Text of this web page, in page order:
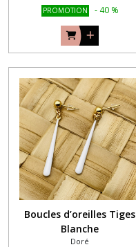
PROMOTION - 40 %
Boucles d’oreilles Tiges
Blanche
Doré